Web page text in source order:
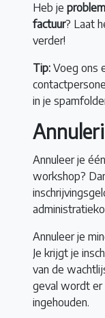
Heb je
factuur? Laat
verder!
Tip: Voeg ons
in je
Annuleer je
workshop?
Annuleer je
Je krijgt je
van de
geval wordt
ingehouden.